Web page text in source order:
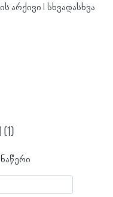
არქივი l სხვადასხვა
(1)